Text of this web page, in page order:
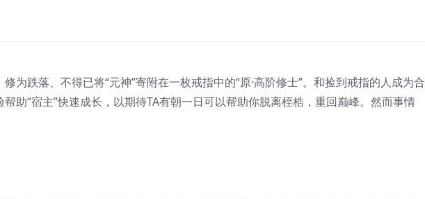
为跌落、不得已将“元神”寄附在一枚戒指中的“原·高阶修士”。和捡到戒指的人成为合
助“宿主”快速成长，以期待TA有朝一日可以帮助你脱离桎梏，重回巅峰。然而事情